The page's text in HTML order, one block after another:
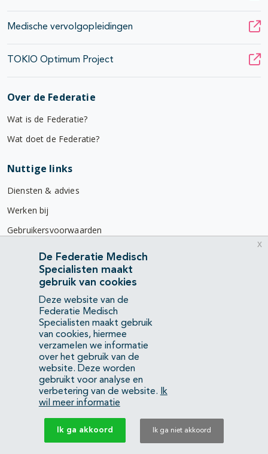
Medische vervolgopleidingen
TOKIO Optimum Project
Over de Federatie
Wat is de Federatie?
Wat doet de Federatie?
Nuttige links
Diensten & advies
Werken bij
Gebruikersvoorwaarden
Privacyverklaring
Contact
Mercatorlaan 1200
3528 BL Utrecht
(088) 505 34 34
info@richtlijnendatabase.nl
YouTubeLinkedIn
KvK Federatie Medisch Specialisten:40483480
Privacyverklaring
De Federatie Medisch
Specialisten maakt
gebruik van cookies
Deze website van de
Federatie Medisch
Specialisten maakt gebruik
van cookies, hiermee
verzamelen we informatie
over het gebruik van de
website. Deze worden
gebruikt voor analyse en
verbetering van de website.
Ik
wil meer informatie
Ik ga akkoord Ik ga niet akkoord
x